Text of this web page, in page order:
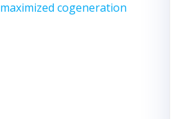
maximized cogeneration